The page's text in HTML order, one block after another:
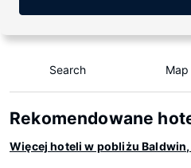
Search Map
Rekomendowane
Więcej hoteli w pobliżu